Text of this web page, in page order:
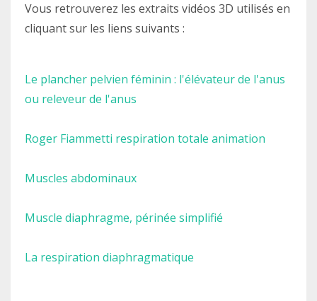
Vous retrouverez les extraits vidéos 3D utilisés en
cliquant sur les liens suivants :
Le plancher pelvien féminin : l'élévateur de l'anus
ou releveur de l'anus
Roger Fiammetti respiration totale animation
Muscles abdominaux
Muscle diaphragme, périnée simplifié
La respiration diaphragmatique